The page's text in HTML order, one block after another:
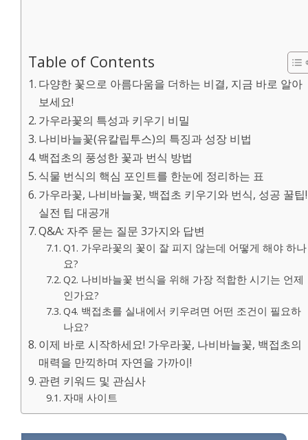
Table of Contents
다양한 꽃으로 아름다움을 더하는 비결, 지금 바로 알아
보세요!
가우라꽃의 특성과 키우기 비밀
나비바늘꽃(유칼립투스)의 특징과 성장 비법
백접초의 풍성한 꽃과 번식 방법
식물 번식의 핵심 포인트를 한눈에 정리하는 표
가우라꽃, 나비바늘꽃, 백접초 키우기와 번식, 성공 꿀팁!
실전 팁 대공개
Q&A: 자주 묻는 질문 3가지와 답변
Q1. 가우라꽃의 꽃이 잘 피지 않는데 어떻게 해야 하나
요?
Q2. 나비바늘꽃 번식을 위해 가장 적합한 시기는 언제
인가요?
Q4. 백접초를 실내에서 키우려면 어떤 조건이 필요하
나요?
이제 바로 시작하세요! 가우라꽃, 나비바늘꽃, 백접초의
매력을 만끽하며 자연을 가까이!
관련 키워드 및 관심사
자매 사이트